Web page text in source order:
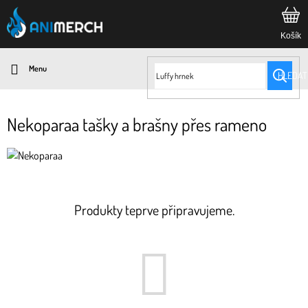
Přejít
na
obsah
HLEDAT
Nekoparaa tašky a brašny přes rameno
Produkty teprve připravujeme.